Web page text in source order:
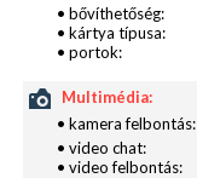
• bővíthetőség:
• kártya típusa:
• portok:
Multimédia:
• kamera felbontás:
• video chat:
• video felbontás: